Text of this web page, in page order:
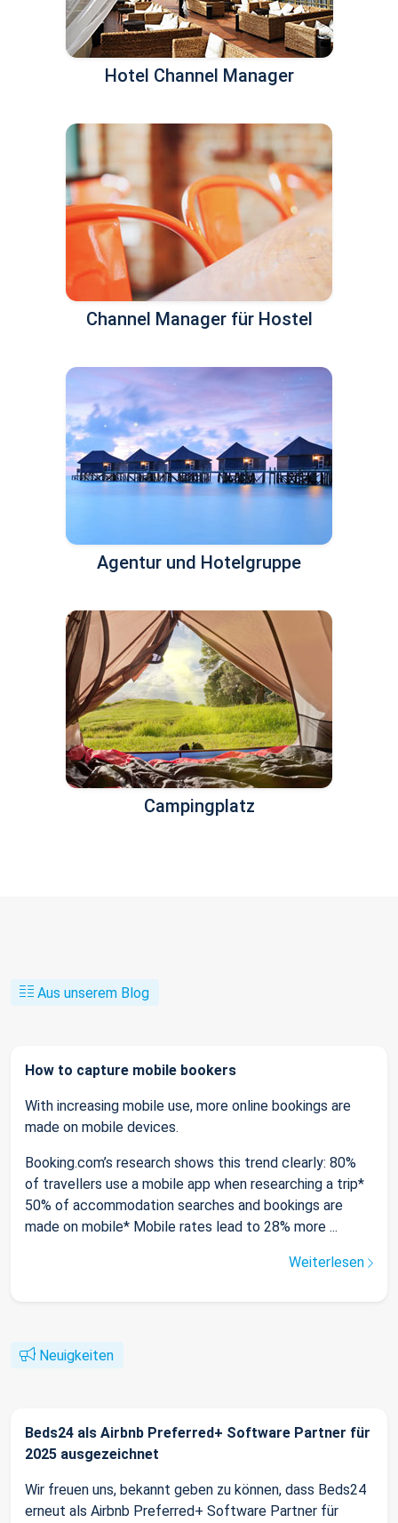
Hotel Channel Manager
Channel Manager für Hostel
Agentur und Hotelgruppe
Campingplatz
Aus unserem Blog
How to capture mobile bookers
With increasing mobile use, more online bookings are
made on mobile devices.
Booking.com’s research shows this trend clearly: 80%
of travellers use a mobile app when researching a trip*
50% of accommodation searches and bookings are
made on mobile* Mobile rates lead to 28% more ...
Weiterlesen
Neuigkeiten
Beds24 als Airbnb Preferred+ Software Partner für
2025 ausgezeichnet
Wir freuen uns, bekannt geben zu können, dass Beds24
erneut als Airbnb Preferred+ Software Partner für